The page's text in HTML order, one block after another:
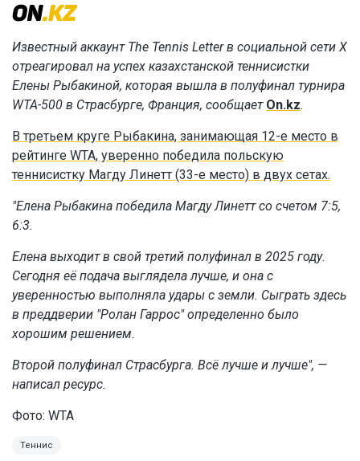
Известный аккаунт The Tennis Letter в социальной сети X
отреагировал на успех казахстанской теннисистки
Елены Рыбакиной, которая вышла в полуфинал турнира
WTA-500 в Страсбурге, Франция, сообщает On.kz.
В третьем круге Рыбакина, занимающая 12-е место в
рейтинге WTA, уверенно победила польскую
теннисистку Магду Линетт (33-е место) в двух сетах.
"Елена Рыбакина победила Магду Линетт со счетом 7:5,
6:3.
Елена выходит в свой третий полуфинал в 2025 году.
Сегодня её подача выглядела лучше, и она с
уверенностью выполняла удары с земли. Сыграть здесь
в преддверии "Ролан Гаррос" определенно было
хорошим решением.
Второй полуфинал Страсбурга. Всё лучше и лучше", —
написал ресурс.
Фото: WTA
Теннис